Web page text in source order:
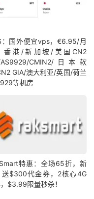
：国外便宜vps，€6.95/月
香港/新加坡/美国CN2
AS9929/CMIN2/日本软
GIA/澳大利亚/英国/荷兰
等机房
特惠：全场65折，新
送$300代金券，2核心4G
$3.99限量秒杀！